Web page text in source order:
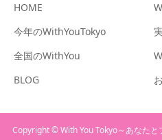
HOME
今年のWithYouTokyo
全国のWithYou
BLOG
Copyright © With You Tokyo～あなた